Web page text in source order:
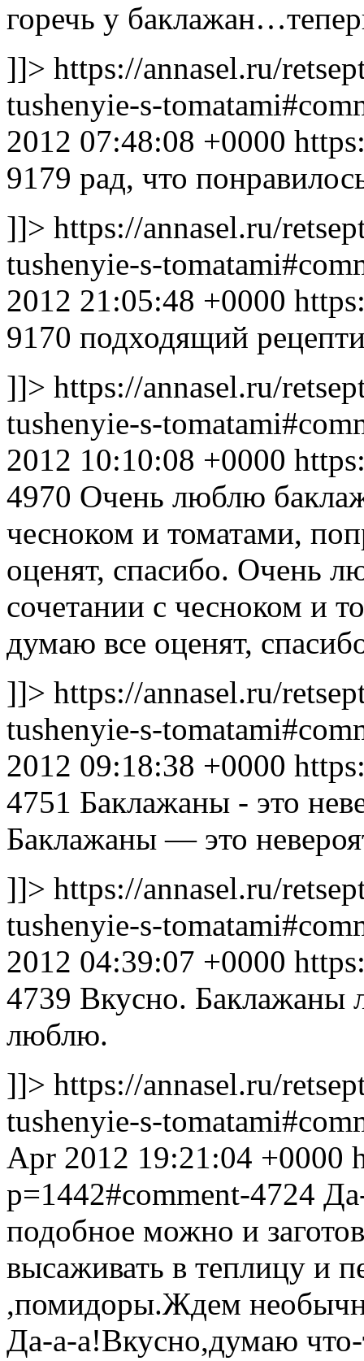
горечь у
]]> https://annasel.ru/
tushenyie-s-
2012 07:48:08 +0000
9179 рад, что
]]> https://annasel.ru/
tushenyie-s-
2012 21:05:48 +0000
9170 подходящий
]]> https://annasel.ru/
tushenyie-s-
2012 10:10:08 +0000
4970 Очень люблю
чесноком и томатами,
оценят, спасибо. Очень
сочетании с чесноком и
думаю все оценят,
]]> https://annasel.ru/
tushenyie-s-
2012 09:18:38 +0000
4751 Баклажаны - это
Баклажаны — это
]]> https://annasel.ru/
tushenyie-s-
2012 04:39:07 +0000
4739 Вкусно. Баклажаны
люблю.
]]> https://annasel.ru/
tushenyie-s-
Apr 2012 19:21:04 +0000
p=1442#comment-4724
подобное можно и
высаживать в теплицу и
,помидоры.Ждем
Да-а-а!Вкусно,думаю